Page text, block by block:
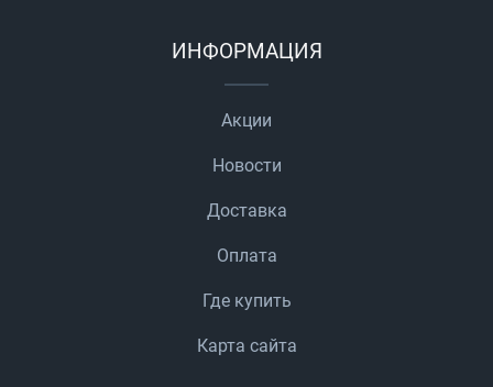
ИНФОРМАЦИЯ
Акции
Новости
Доставка
Оплата
Где купить
Карта сайта